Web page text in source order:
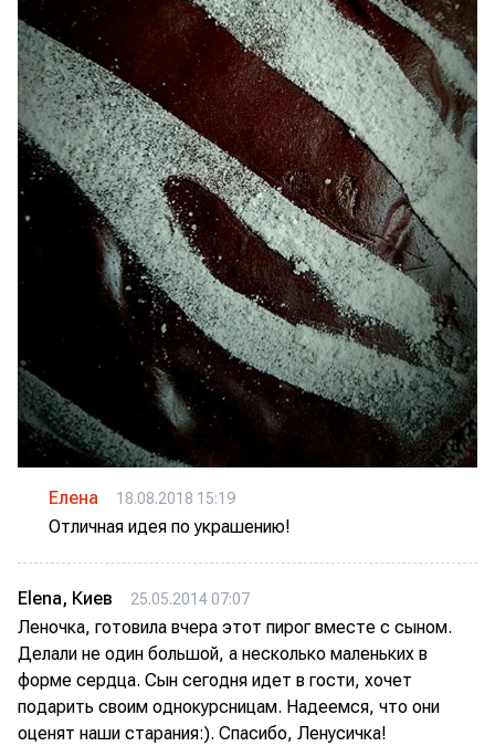
Елена 18.08.2018 15:19
Отличная идея по украшению!
Elena, Киев 25.05.2014 07:07
Леночка, готовила вчера этот пирог вместе с сыном.
Делали не один большой, а несколько маленьких в
форме сердца. Сын сегодня идет в гости, хочет
подарить своим однокурсницам. Надеемся, что они
оценят наши старания:). Спасибо, Ленусичка!